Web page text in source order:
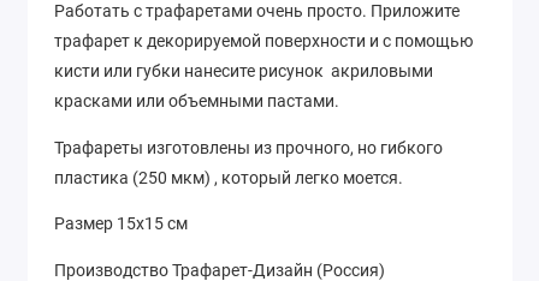
Работать с трафаретами очень просто. Приложите
трафарет к декорируемой поверхности и с помощью
кисти или губки нанесите рисунок акриловыми
красками или объемными пастами.
Трафареты изготовлены из прочного, но гибкого
пластика (250 мкм) , который легко моется.
Размер 15х15 см
Производство Трафарет-Дизайн (Россия)